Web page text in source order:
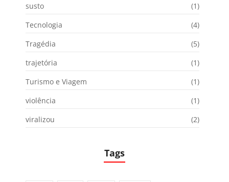
susto
(1)
Tecnologia
(4)
Tragédia
(5)
trajetória
(1)
Turismo e Viagem
(1)
violência
(1)
viralizou
(2)
Tags